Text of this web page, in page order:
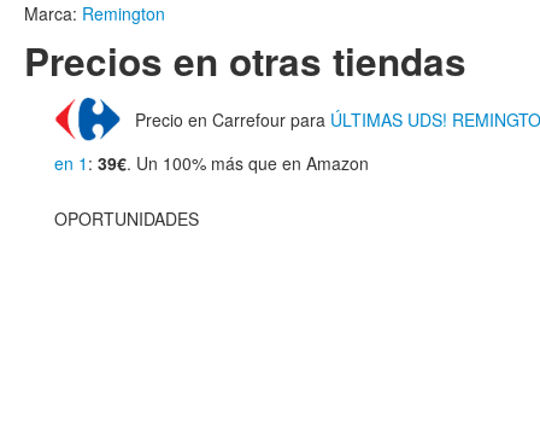
Marca: Remington
Precios en otras tiendas
Precio en Carrefour para ÚLTIMAS UDS!
en 1 : 39€. Un 100% más que en Amazon
OPORTUNIDADES